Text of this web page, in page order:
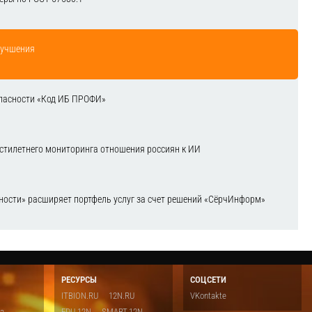
«Код ИБ ПРОФИ»
мониторинга отношения россиян к ИИ
расширяет портфель услуг за счет решений «СёрчИнформ»
РЕСУРСЫ
ITBION.RU
12N.RU
СОЦСЕТИ
VKontakte